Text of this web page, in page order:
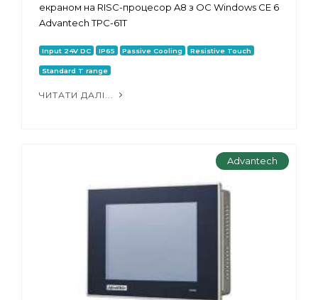
екраном на RISC-процесор A8 з ОС Windows CE 6
Advantech TPC-61T
Input 24V DC IP65 Passive Cooling Resistive Touch
Standard T range
ЧИТАТИ ДАЛІ...
Advantech